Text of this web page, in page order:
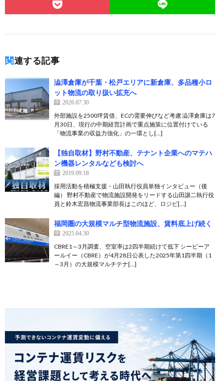
関連する記事
澁澤倉庫が千葉・松戸エリアに新倉庫、多品種小ロ
ット物流の取り扱い拡充へ
2026.07.30
外部施設を2500坪賃借、ECの需要伸びなど考慮 澁澤倉庫は7
月30日、現行の中期経営計画で重点施策に位置付けている
「物流事業の収益力強化」の一環とし[…]
【独自取材】野村不動産、テナント企業へのマテハ
ン機器レンタルなども検討へ
2019.09.18
採用活動を積極支援・山田執行役員単独インタビュー（後
編） 野村不動産で物流施設開発をリードする山田譲二執行役
員と鈴木宏昌物流事業部長はこのほど、ロジビ[…]
福岡圏の大規模マルチ型物流施設、賃料底上げ続く
2025.04.30
CBRE1～3月調査、空室率は2四半期続けて低下 シービーア
ールイー（CBRE）が4月28日公表した2025年第1四半期（1
～3月）の大規模マルチテナ[…]